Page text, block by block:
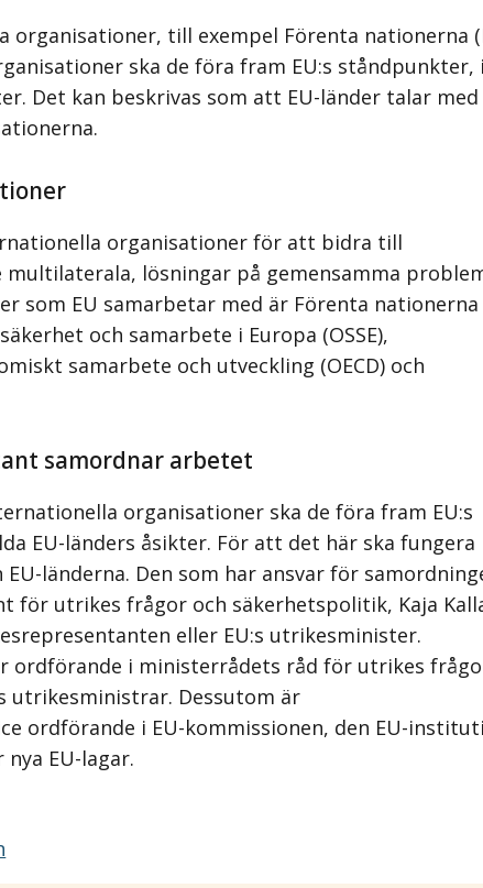
organisationer, till exempel Förenta nationerna
ska de föra fram EU:s ståndpunkter,
Det kan beskrivas som att EU-länder talar med
organisationer för att bidra till
multilaterala, lösningar på gemensamma
som EU samarbetar med är Förenta nationerna
och samarbete i Europa (OSSE),
samarbete och utveckling (OECD) och
samordnar arbetet
organisationer ska de föra fram EU:s
EU-länders åsikter. För att det här ska fungera
länderna. Den som har ansvar för
för utrikes frågor och säkerhetspolitik, Kaja
eller EU:s utrikesminister.
ordförande i ministerrådets råd för utrikes
utrikesministrar. Dessutom är
ordförande i EU-kommissionen, den EU-
EU-lagar.